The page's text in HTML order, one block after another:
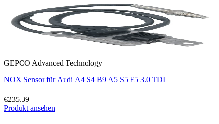
GEPCO Advanced Technology
NOX Sensor für Audi A4 S4 B9 A5 S5 F5 3.0 TDI
€235.39
Produkt ansehen